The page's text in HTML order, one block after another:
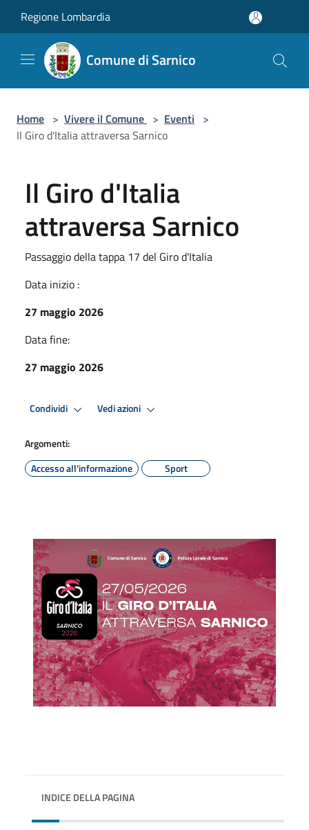
Regione Lombardia
Comune di Sarnico
Home > Vivere il Comune > Eventi >
Il Giro d'Italia attraversa Sarnico
Il Giro d'Italia
attraversa Sarnico
Passaggio della tappa 17 del Giro d'Italia
Data inizio :
27 maggio 2026
Data fine:
27 maggio 2026
Condividi Vedi azioni
Argomenti:
Accesso all'informazione
Sport
INDICE DELLA PAGINA